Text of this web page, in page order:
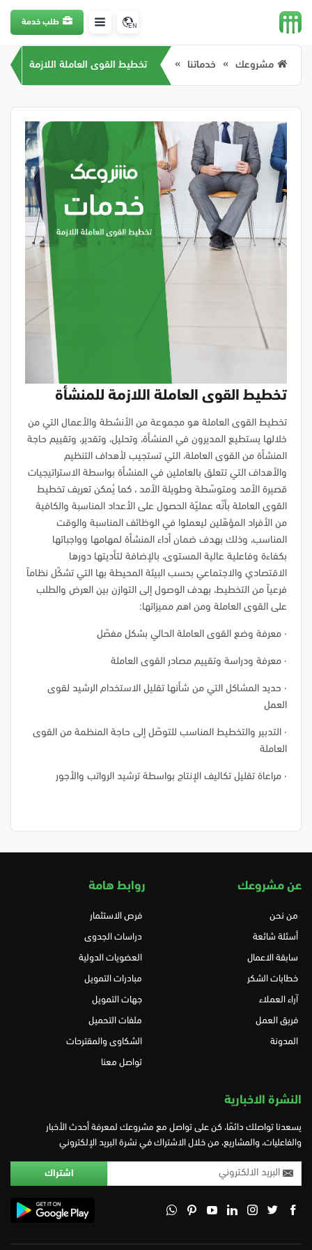
EN طلب خدمة
مشروعك خدماتنا تخطيط القوى العاملة اللازمة
تخطيط القوى العاملة اللازمة للمنشأة
تخطيط القوى العاملة هو مجموعة من الأنشطة والأعمال التي من
خلالها يستطيع المديرون في المنشأة، وتحليل، وتقدير، وتقييم حاجة
المنشأة من القوى العاملة، التي تستجيب لأهداف التنظيم
والأهداف التي تتعلق بالعاملين في المنشأة بواسطة الاستراتيجيات
قصيرة الأمد ومتوسّطة وطويلة الأمد ، كما يُمكن تعريف تخطيط
القوى العاملة بأنّه عمليّة الحصول على الأعداد المناسبة والكافية
من الأفراد المؤهّلين ليعملوا في الوظائف المناسبة والوقت
المناسب، وذلك بهدف ضمان أداء المنشأة لمهامها وواجباتها
بكفاءة وفاعلية عالية المستوى، بالإضافة لتأديتها دورها
الاقتصادي والاجتماعي بحسب البيئة المحيطة بها التي تشكّل نظاماً
فرعياً من التخطيط، بهدف الوصول إلى التوازن بين العرض والطلب
على القوى العاملة ومن اهم مميزاتها:
· معرفة وضع القوى العاملة الحالي بشكل مفصّل
· معرفة ودراسة وتقييم مصادر القوى العاملة
· حديد المشاكل التي من شأنها تقليل الاستخدام الرشيد لقوى
العمل
· التدبير والتخطيط المناسب للتوصّل إلى حاجة المنظمة من القوى
العاملة
· مراعاة تقليل تكاليف الإنتاج بواسطة ترشيد الرواتب والأجور
عن مشروعك
من نحن
أسئلة شائعة
سابقة الاعمال
خطابات الشكر
آراء العملاء
فريق العمل
المدونة
روابط هامة
فرص الاستثمار
دراسات الجدوى
العضويات الدولية
مبادرات التمويل
جهات التمويل
ملفات التحميل
الشكاوى والمقترحات
تواصل معنا
النشرة الاخبارية
يسعدنا تواصلك دائمًا، كن على تواصل مع مشروعك لمعرفة أحدث الأخبار
والفاعليات، والمشاريع، من خلال الاشتراك في نشرة البريد الإلكتروني